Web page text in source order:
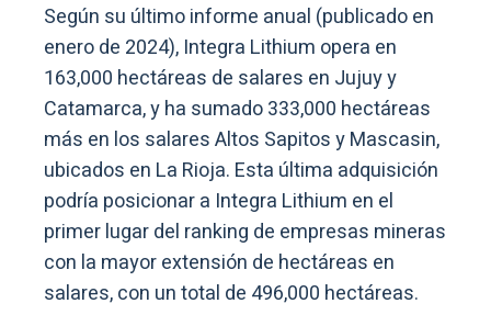
Según su último informe anual (publicado en
enero de 2024), Integra Lithium opera en
163,000 hectáreas de salares en Jujuy y
Catamarca, y ha sumado 333,000 hectáreas
más en los salares Altos Sapitos y Mascasin,
ubicados en La Rioja. Esta última adquisición
podría posicionar a Integra Lithium en el
primer lugar del ranking de empresas mineras
con la mayor extensión de hectáreas en
salares, con un total de 496,000 hectáreas.